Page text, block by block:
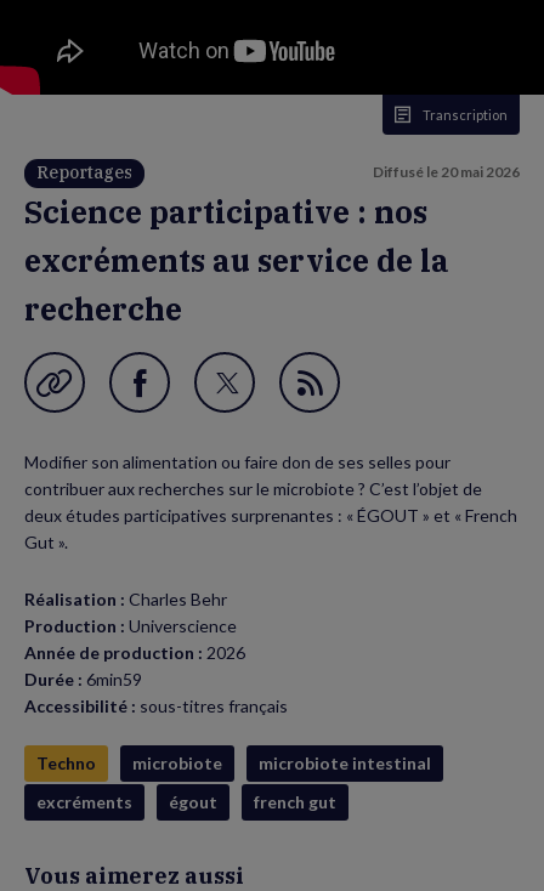
Transcription
Reportages Diffusé le 20 mai 2026
Science participative : nos
excréments au service de la
recherche
Garder en favori
Partager
Facebook
(nouvelle
Partager
Twitter
(nouvelle
Flux
Modifier son alimentation ou faire don de ses selles pour
contribuer aux recherches sur le microbiote ? C’est l’objet de
deux études participatives surprenantes : « ÉGOUT » et « French
Gut ».
Réalisation : Charles Behr
Production : Universcience
Année de production : 2026
Durée : 6min59
Accessibilité : sous-titres français
Techno microbiote
microbiote intestinal
excréments
égout french gut
Vous aimerez aussi